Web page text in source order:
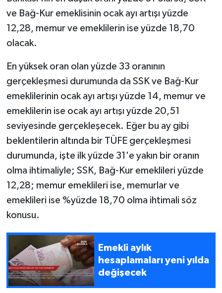
ve Bağ-Kur emeklisinin ocak ayı artışı yüzde
12,28, memur ve emeklilerin ise yüzde 18,70
olacak.
En yüksek oran olan yüzde 33 oranının
gerçekleşmesi durumunda da SSK ve Bağ-Kur
emeklilerinin ocak ayı artışı yüzde 14, memur ve
emeklilerin ise ocak ayı artışı yüzde 20,51
seviyesinde gerçekleşecek. Eğer bu ay gibi
beklentilerin altında bir TÜFE gerçekleşmesi
durumunda, işte ilk yüzde 31'e yakın bir oranın
olma ihtimaliyle; SSK, Bağ-Kur emeklileri yüzde
12,28; memur emeklileri ise, memurlar ve
emeklileri ise %yüzde 18,70 olma ihtimali söz
konusu.
Emekli aylık
hesaplamaları yeni yılda
değişecek